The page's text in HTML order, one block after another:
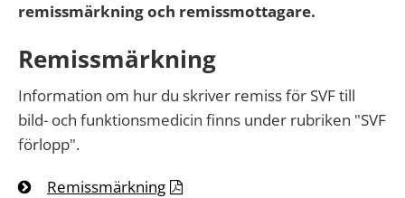
remissmärkning och remissmottagare.
Remissmärkning
Information om hur du skriver remiss för SVF till
bild- och funktionsmedicin finns under rubriken "SVF
förlopp".
Remissmärkning